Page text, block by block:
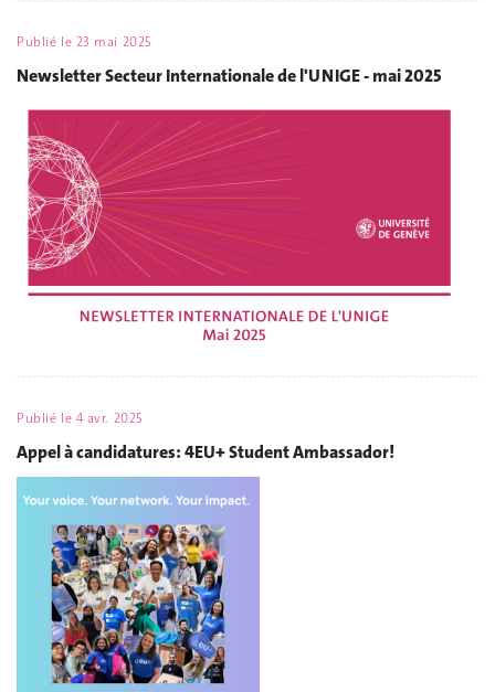
Publié le 23 mai 2025
Newsletter Secteur Internationale de l'UNIGE - mai 2025
Publié le 4 avr. 2025
Appel à candidatures: 4EU+ Student Ambassador!